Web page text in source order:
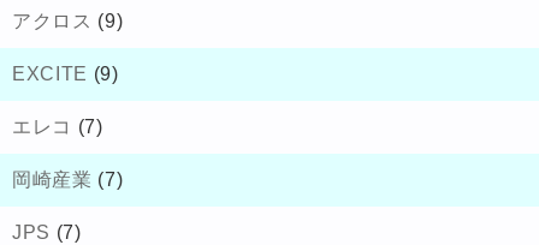
アクロス (9)
EXCITE (9)
エレコ (7)
岡崎産業 (7)
JPS (7)